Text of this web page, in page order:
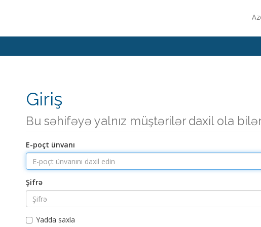
Giriş
Bu səhifəyə yalnız müştərilər daxil ola
E-poçt ünvanı
Şifrə
Yadda saxla